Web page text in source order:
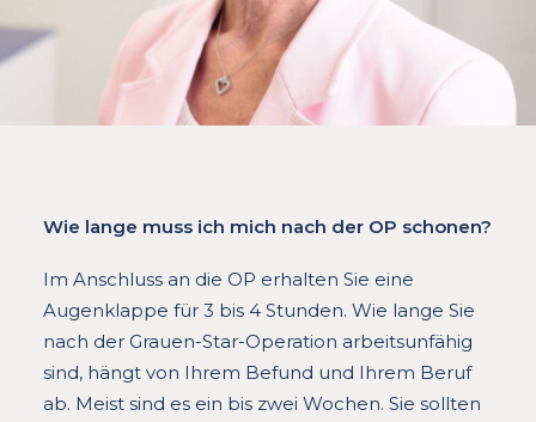
Wie lange muss ich mich nach der OP schonen?
Im Anschluss an die OP erhalten Sie eine
Augenklappe für 3 bis 4 Stunden. Wie lange Sie
nach der Grauen-Star-Operation arbeitsunfähig
sind, hängt von Ihrem Befund und Ihrem Beruf
ab. Meist sind es ein bis zwei Wochen. Sie sollten